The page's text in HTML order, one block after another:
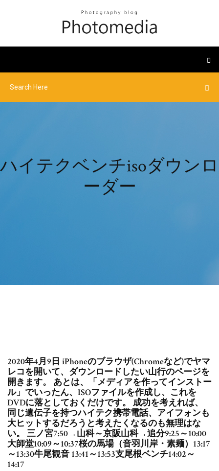
ハイテクベンチisoダウンロ
ーダー
2020年4月9日 iPhoneのブラウザ(Chromeなど)でヤマ
レコを開いて、ダウンロードしたい山行のページを
開きます。 あとは、「メディアを作ってインストー
ル」でいったん、ISOファイルを作成し、これを
DVDに落としておくだけです。 成功を考えれば、
同じ遺伝子を持つハイテク携帯電話、アイフォンも
大ヒットするだろうと考えたくなるのも無理はな
い。 三ノ宮7:50→山科～京阪山科→追分9:25～10:00
大師堂10:09～10:37桜の馬場（音羽川岸・素麺）13:17
～13:30牛尾観音 13:41～13:53支尾根ベンチ14:02～
14:17